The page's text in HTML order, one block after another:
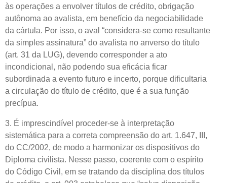
às operações a envolver títulos de crédito, obrigação
autônoma ao avalista, em benefício da negociabilidade
da cártula. Por isso, o aval “considera-se como resultante
da simples assinatura” do avalista no anverso do título
(art. 31 da LUG), devendo corresponder a ato
incondicional, não podendo sua eficácia ficar
subordinada a evento futuro e incerto, porque dificultaria
a circulação do título de crédito, que é a sua função
precípua.
3. É imprescindível proceder-se à interpretação
sistemática para a correta compreensão do art. 1.647, III,
do CC/2002, de modo a harmonizar os dispositivos do
Diploma civilista. Nesse passo, coerente com o espírito
do Código Civil, em se tratando da disciplina dos títulos